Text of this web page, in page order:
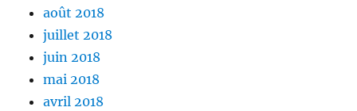
août 2018
juillet 2018
juin 2018
mai 2018
avril 2018